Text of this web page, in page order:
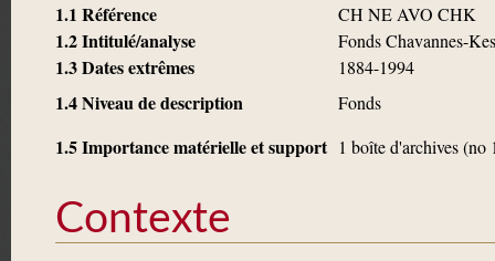
1.1 Référence CH NE AVO CHK
1.2 Intitulé/analyse Fonds Chavannes-
1.3 Dates extrêmes 1884-1994
1.4 Niveau de description Fonds
1.5 Importance matérielle et support 1 boîte d'archives (no
Contexte